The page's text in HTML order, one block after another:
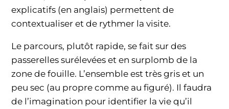
explicatifs (en anglais) permettent de
contextualiser et de rythmer la visite.
Le parcours, plutôt rapide, se fait sur des
passerelles surélevées et en surplomb de la
zone de fouille. L’ensemble est très gris et un
peu sec (au propre comme au figuré). Il faudra
de l’imagination pour identifier la vie qu’il